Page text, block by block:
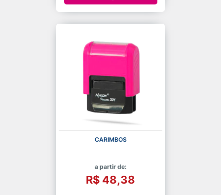
CARIMBOS
a partir de:
R$ 48,38